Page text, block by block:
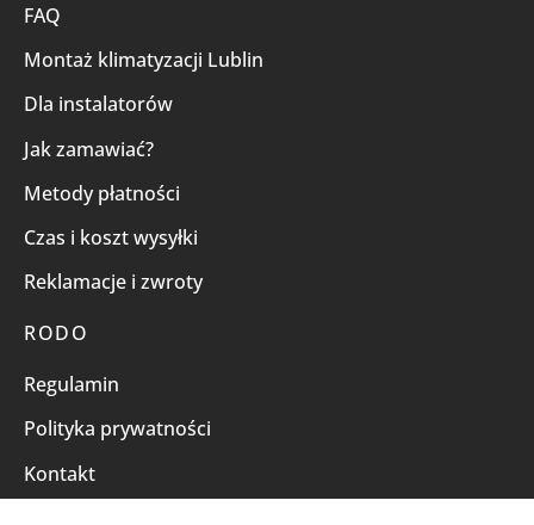
FAQ
Montaż klimatyzacji Lublin
Dla instalatorów
Jak zamawiać?
Metody płatności
Czas i koszt wysyłki
Reklamacje i zwroty
RODO
Regulamin
Polityka prywatności
Kontakt